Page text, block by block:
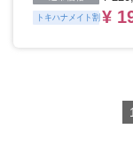
一番好き
トキハナメイト割 ¥
1